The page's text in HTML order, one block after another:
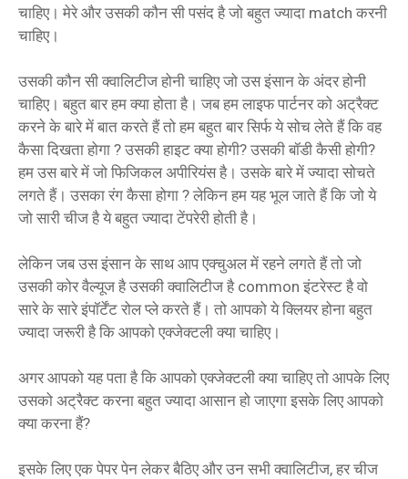
चाहिए। मेरे और उसकी कौन सी पसंद है जो बहुत ज्यादा match करनी
चाहिए।
उसकी कौन सी क्वालिटीज होनी चाहिए जो उस इंसान के अंदर होनी
चाहिए। बहुत बार हम क्या होता है। जब हम लाइफ पार्टनर को अट्रैक्ट
करने के बारे में बात करते हैं तो हम बहुत बार सिर्फ ये सोच लेते हैं कि वह
कैसा दिखता होगा ? उसकी हाइट क्या होगी? उसकी बॉडी कैसी होगी?
हम उस बारे में जो फिजिकल अपीरियंस है। उसके बारे में ज्यादा सोचते
लगते हैं। उसका रंग कैसा होगा ? लेकिन हम यह भूल जाते हैं कि जो ये
जो सारी चीज है ये बहुत ज्यादा टेंपरेरी होती है।
लेकिन जब उस इंसान के साथ आप एक्चुअल में रहने लगते हैं तो जो
उसकी कोर वैल्यूज है उसकी क्वालिटीज है common इंटरेस्ट है वो
सारे के सारे इंपॉर्टेंट रोल प्ले करते हैं। तो आपको ये क्लियर होना बहुत
ज्यादा जरूरी है कि आपको एक्जेक्टली क्या चाहिए।
अगर आपको यह पता है कि आपको एक्जेक्टली क्या चाहिए तो आपके लिए
उसको अट्रैक्ट करना बहुत ज्यादा आसान हो जाएगा इसके लिए आपको
क्या करना हैं?
इसके लिए एक पेपर पेन लेकर बैठिए और उन सभी क्वालिटीज, हर चीज